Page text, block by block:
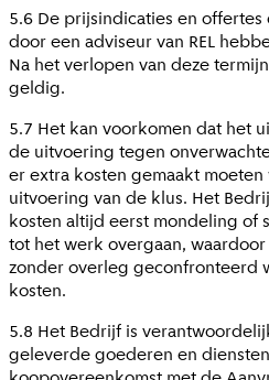
5.6 De prijsindicaties en
door een adviseur van REL
Na het verlopen van deze
geldig.
5.7 Het kan voorkomen dat het
de uitvoering tegen
er extra kosten gemaakt
uitvoering van de klus. Het
kosten altijd eerst mondeling of
tot het werk overgaan,
zonder overleg geconfronteerd
kosten.
5.8 Het Bedrijf is
geleverde goederen en